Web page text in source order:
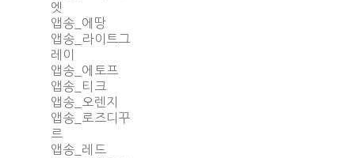
엣
앱송_에땅
앱송_라이트그
레이
앱송_에토프
앱송_티크
앱송_오렌지
앱송_로즈디꾸
르
앱송_레드